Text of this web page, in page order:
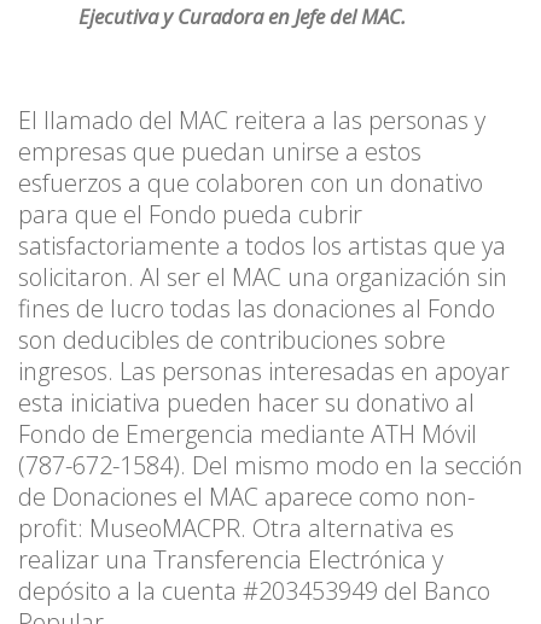
Ejecutiva y Curadora en Jefe del MAC.
El llamado del MAC reitera a las personas y
empresas que puedan unirse a estos
esfuerzos a que colaboren con un donativo
para que el Fondo pueda cubrir
satisfactoriamente a todos los artistas que ya
solicitaron. Al ser el MAC una organización sin
fines de lucro todas las donaciones al Fondo
son deducibles de contribuciones sobre
ingresos. Las personas interesadas en apoyar
esta iniciativa pueden hacer su donativo al
Fondo de Emergencia mediante ATH Móvil
(787-672-1584). Del mismo modo en la sección
de Donaciones el MAC aparece como non-
profit: MuseoMACPR. Otra alternativa es
realizar una Transferencia Electrónica y
depósito a la cuenta #203453949 del Banco